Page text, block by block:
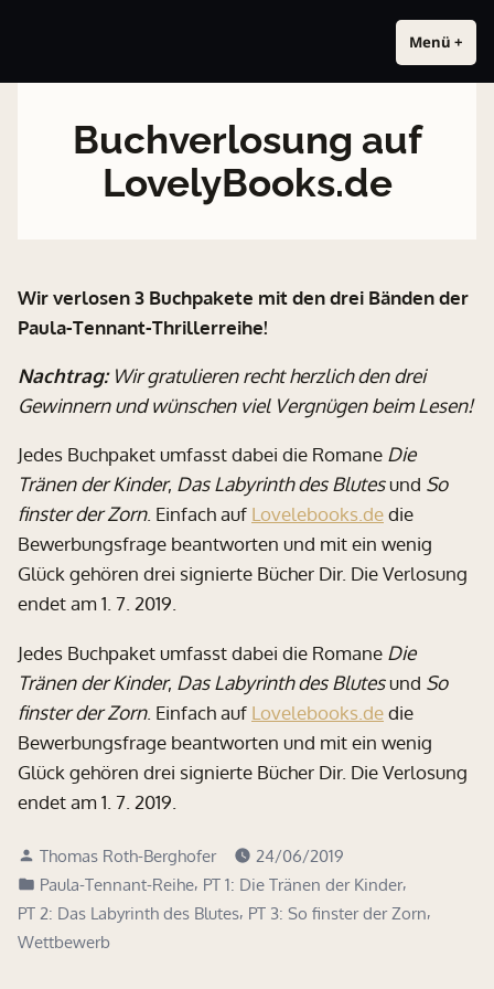
Zwei Namen. Eine Welt. Alex Thomas für Erwachsene. Tom Alex für
Menü +
u
f
u
g
Buchverlosung auf
LovelyBooks.de
Wir verlosen 3 Buchpakete mit den drei Bänden der
Paula-Tennant-Thrillerreihe!
Nachtrag:Wir gratulieren recht herzlich den drei
Gewinnern und wünschen viel Vergnügen beim Lesen!
Jedes Buchpaket umfasst dabei die Romane Die
Tränen der Kinder, Das Labyrinth des Blutesund So
finster der Zorn. Einfach auf Lovelebooks.dedie
Bewerbungsfrage beantworten und mit ein wenig
Glück gehören drei signierte Bücher Dir. Die Verlosung
endet am 1. 7. 2019.
Jedes Buchpaket umfasst dabei die Romane Die
Tränen der Kinder, Das Labyrinth des Blutesund So
finster der Zorn. Einfach auf Lovelebooks.dedie
Bewerbungsfrage beantworten und mit ein wenig
Glück gehören drei signierte Bücher Dir. Die Verlosung
endet am 1. 7. 2019.
Verfasst
von
Thomas Roth-Berghofer
24/06/2019
Veröffentlicht
in
Paula-Tennant-Reihe, PT 1: Die Tränen der Kinder,
PT 2: Das Labyrinth des Blutes, PT 3: So finster der Zorn,
Wettbewerb